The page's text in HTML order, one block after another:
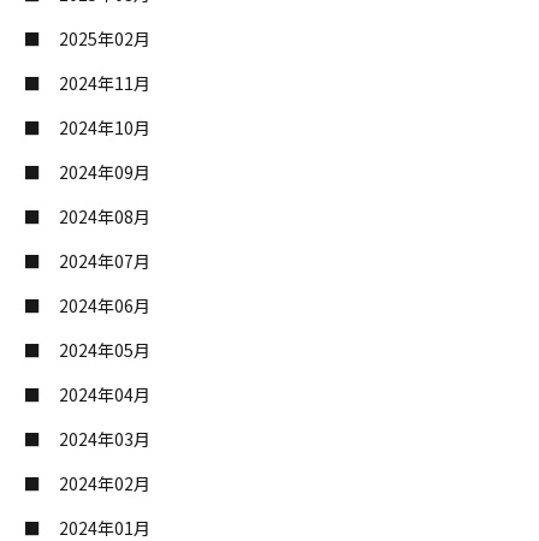
2025年02月
2024年11月
2024年10月
2024年09月
2024年08月
2024年07月
2024年06月
2024年05月
2024年04月
2024年03月
2024年02月
2024年01月